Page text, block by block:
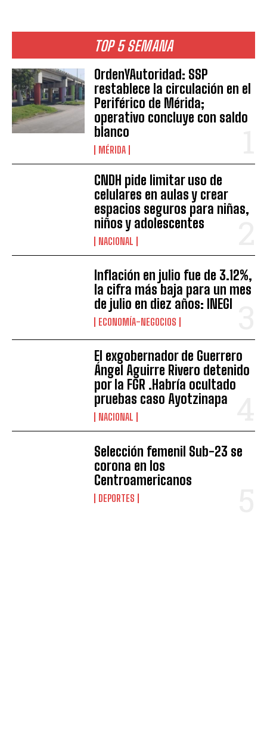
TOP 5 SEMANA
OrdenYAutoridad: SSP
restablece la circulación en el
Periférico de Mérida;
operativo concluye con saldo
blanco
MÉRIDA
CNDH pide limitar uso de
celulares en aulas y crear
espacios seguros para niñas,
niños y adolescentes
NACIONAL
Inflación en julio fue de 3.12%,
la cifra más baja para un mes
de julio en diez años: INEGI
ECONOMÍA-NEGOCIOS
El exgobernador de Guerrero
Ángel Aguirre Rivero detenido
por la FGR .Habría ocultado
pruebas caso Ayotzinapa
NACIONAL
Selección femenil Sub-23 se
corona en los
Centroamericanos
DEPORTES